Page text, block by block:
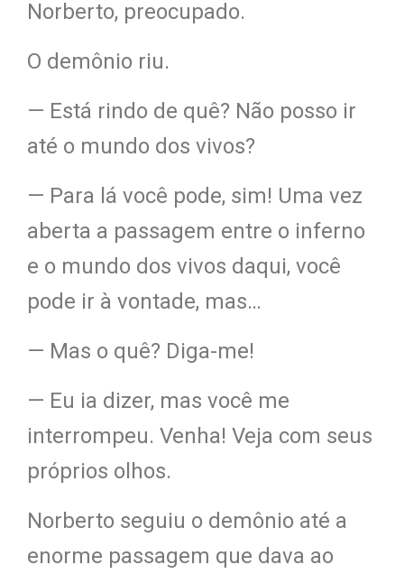
Norberto, preocupado.
O demônio riu.
— Está rindo de quê? Não posso ir
até o mundo dos vivos?
— Para lá você pode, sim! Uma vez
aberta a passagem entre o inferno
e o mundo dos vivos daqui, você
pode ir à vontade, mas…
— Mas o quê? Diga-me!
— Eu ia dizer, mas você me
interrompeu. Venha! Veja com seus
próprios olhos.
Norberto seguiu o demônio até a
enorme passagem que dava ao